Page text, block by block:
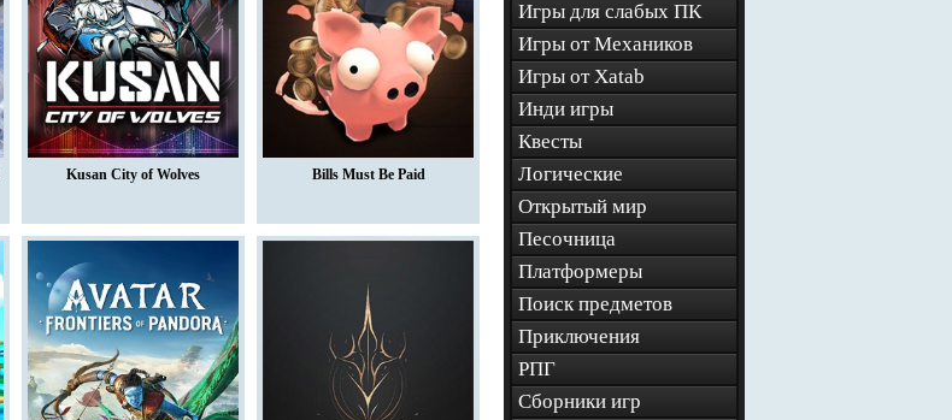
Kusan City of Wolves Bills Must Be Paid
Игры для слабых ПК
Игры от Механиков
Игры от Xatab
Инди игры
Квесты
Логические
Открытый мир
Песочница
Платформеры
Поиск предметов
Приключения
РПГ
Сборники игр